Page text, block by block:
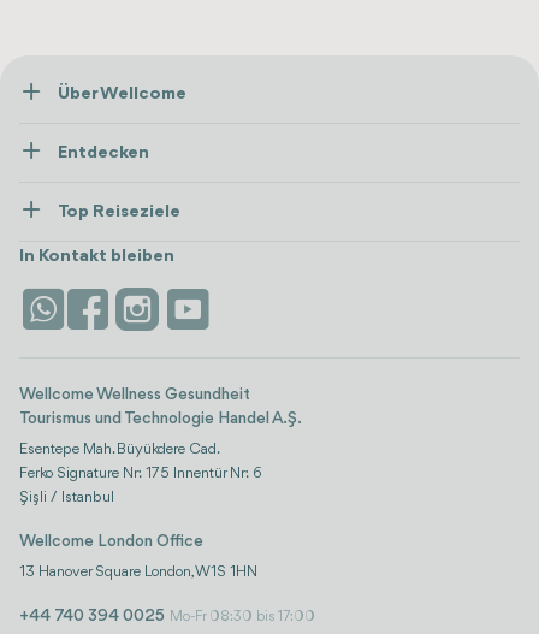
Über Wellcome
Presse
Vertrauen & Sicherheit
Kontaktieren Sie uns
Entdecken
Wellness
Unterkünfte
Attraktionen
Bewertungen
Top Reiseziele
Alle anzeigen
Istanbul
In Kontakt bleiben
Wellcome Wellness Gesundheit
Tourismus und Technologie Handel A.Ş.
Esentepe Mah. Büyükdere Cad.
Ferko Signature Nr: 175 Innentür Nr: 6
Şişli / Istanbul
Wellcome London Office
13 Hanover Square London, W1S 1HN
+44 740 394 0025 Mo-Fr 08:30 bis 17:00